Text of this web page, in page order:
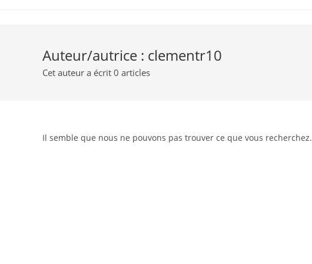
Auteur/autrice : clementr10
Cet auteur a écrit 0 articles
Il semble que nous ne pouvons pas trouver ce que vous recherchez.